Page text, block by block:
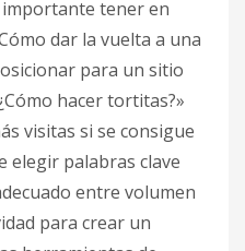
tener en
dar la vuelta a una
para un sitio
hacer tortitas?»
visitas si se consigue
elegir palabras clave
entre volumen
para crear un